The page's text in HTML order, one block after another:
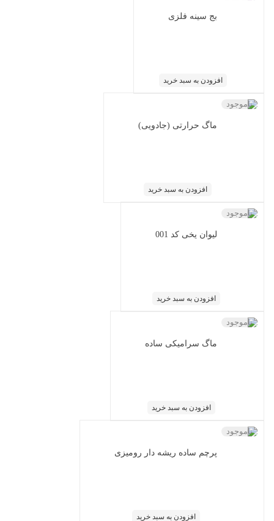
بج سینه فلزی
افزودن به سبد خرید
ماگ حرارتی (جادویی)
ناموجود
افزودن به سبد خرید
لیوان یخی کد 001
ناموجود
افزودن به سبد خرید
ماگ سرامیکی ساده
ناموجود
افزودن به سبد خرید
پرچم ساده ریشه دار رومیزی
ناموجود
افزودن به سبد خرید